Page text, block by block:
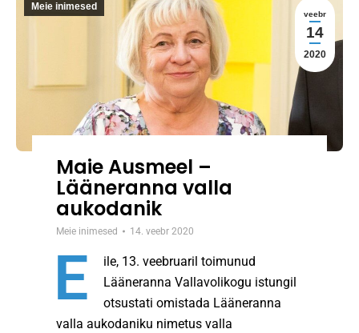
veebr
14
2020
Meie inimesed
Maie Ausmeel –
Lääneranna valla
aukodanik
Meie inimesed 14. veebr 2020
E
ile, 13. veebruaril toimunud
Lääneranna Vallavolikogu istungil
otsustati omistada Lääneranna
valla aukodaniku nimetus valla